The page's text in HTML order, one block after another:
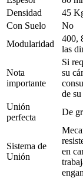
Densidad
45
Con Suelo
No
Modularidad
400,
las
Nota
importante
Si
su
de
Unión
perfecta
De
Sistema de
Unión
en